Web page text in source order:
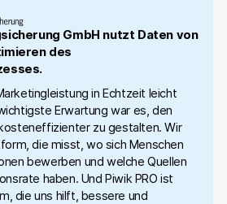
GmbH nutzt Daten von
des
in Echtzeit leicht
Erwartung war es, den
zu gestalten. Wir
die misst, wo sich Menschen
bewerben und welche Quellen
haben. Und Piwik PRO ist
die uns hilft, bessere und